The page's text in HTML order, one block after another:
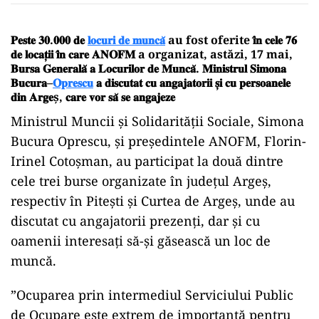
𝐏𝐞𝐬𝐭𝐞𝟑𝟎.𝟎𝟎𝟎𝐝𝐞𝐥𝐨𝐜𝐮𝐫𝐢𝐝𝐞𝐦𝐮𝐧𝐜𝐚̆ au fost oferite𝐢𝐧𝐜𝐞𝐥𝐞𝟕𝟔
𝐝𝐞𝐥𝐨𝐜𝐚𝐭𝐢𝐢𝐢𝐧𝐜𝐚𝐫𝐞𝐀𝐍𝐎𝐅𝐌a organizat, astăzi, 17 mai,
𝐁𝐮𝐫𝐬𝐚𝐆𝐞𝐧𝐞𝐫𝐚𝐥𝐚̆𝐚𝐋𝐨𝐜𝐮𝐫𝐢𝐥𝐨𝐫𝐝𝐞𝐌𝐮𝐧𝐜𝐚̆. 𝐌𝐢𝐧𝐢𝐬𝐭𝐫𝐮𝐥𝐒𝐢𝐦𝐨𝐧𝐚
𝐁𝐮𝐜𝐮𝐫𝐚–𝐎𝐩𝐫𝐞𝐬𝐜𝐮𝐚𝐝𝐢𝐬𝐜𝐮𝐭𝐚𝐭𝐜𝐮𝐚𝐧𝐠𝐚𝐣𝐚𝐭𝐨𝐫𝐢𝐢𝐬𝐢𝐜𝐮𝐩𝐞𝐫𝐬𝐨𝐚𝐧𝐞𝐥𝐞
𝐝𝐢𝐧 𝐀𝐫𝐠𝐞ș, 𝐜𝐚𝐫𝐞𝐯𝐨𝐫𝐬𝐚̆𝐬𝐞𝐚𝐧𝐠𝐚𝐣𝐞𝐳𝐞
Ministrul Muncii și Solidarității Sociale, Simona
Bucura Oprescu, și președintele ANOFM, Florin-
Irinel Cotoșman, au participat la două dintre
cele trei burse organizate în județul Argeș,
respectiv în Pitești și Curtea de Argeș, unde au
discutat cu angajatorii prezenți, dar și cu
oamenii interesați să-și găsească un loc de
muncă.
”Ocuparea prin intermediul Serviciului Public
de Ocupare este extrem de importantă pentru